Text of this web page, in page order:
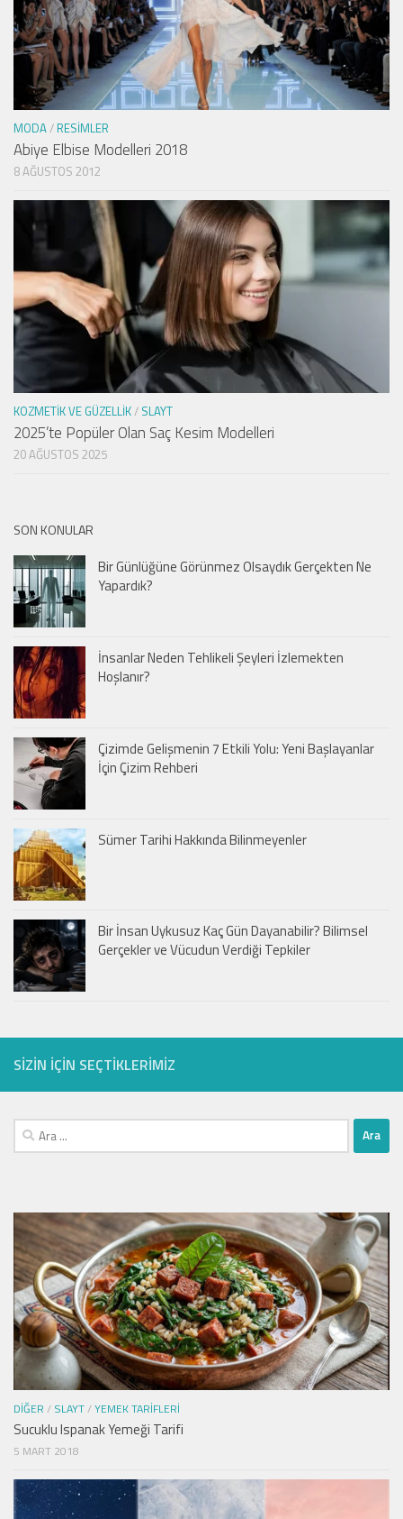
MODA/ RESIMLER
Abiye Elbise Modelleri 2018
8 AĞUSTOS 2012
KOZMETIK VE GÜZELLIK/ SLAYT
2025’te Popüler Olan Saç Kesim Modelleri
20 AĞUSTOS 2025
SON KONULAR
Bir Günlüğüne Görünmez Olsaydık Gerçekten Ne
Yapardık?
İnsanlar Neden Tehlikeli Şeyleri İzlemekten
Hoşlanır?
Çizimde Gelişmenin 7 Etkili Yolu: Yeni Başlayanlar
İçin Çizim Rehberi
Sümer Tarihi Hakkında Bilinmeyenler
Bir İnsan Uykusuz Kaç Gün Dayanabilir? Bilimsel
Gerçekler ve Vücudun Verdiği Tepkiler
SIZIN IÇIN SEÇTIKLERIMIZ
Arama:
DIĞER / SLAYT/YEMEK TARIFLERI
Sucuklu Ispanak Yemeği Tarifi
5 MART 2018